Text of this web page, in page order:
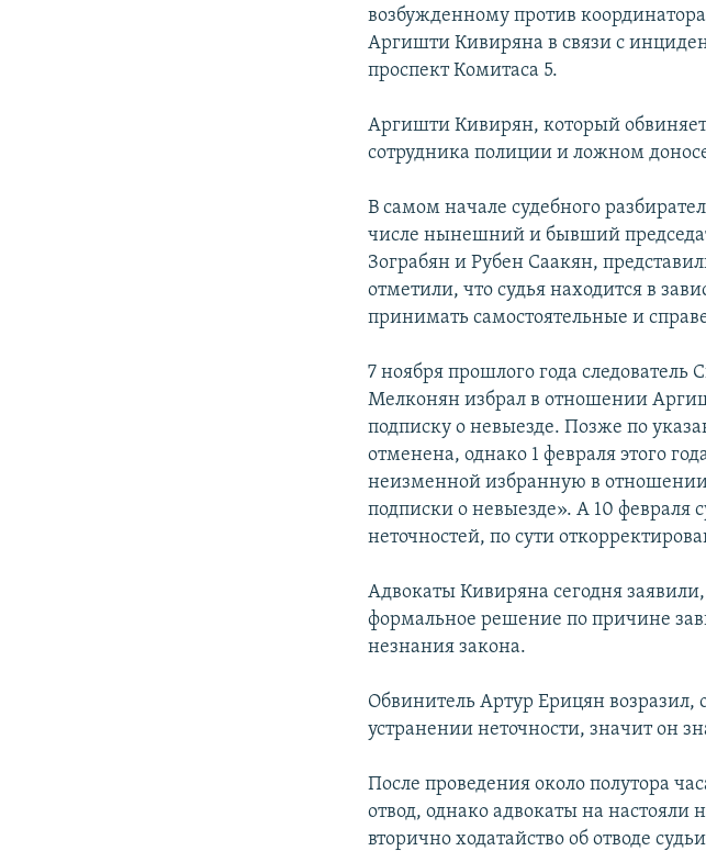
возбужденному против
Аргишти Кивиряна в связи с
проспект Комитаса 5.
Аргишти Кивирян, который
сотрудника полиции и ложном
В самом начале судебного
числе нынешний и бывший
Зограбян и Рубен Саакян,
отметили, что судья находится в
принимать самостоятельные и
7 ноября прошлого года
Мелконян избрал в отношении
подписку о невыезде. Позже по
отменена, однако 1 февраля этого
неизменной избранную в
подписки о невыезде». А 10 февраля
неточностей, по сути
Адвокаты Кивиряна сегодня заявили,
формальное решение по причине
незнания закона.
Обвинитель Артур Ерицян возразил,
устранении неточности, значит он
После проведения около полутора
отвод, однако адвокаты на
вторично ходатайство об отводе